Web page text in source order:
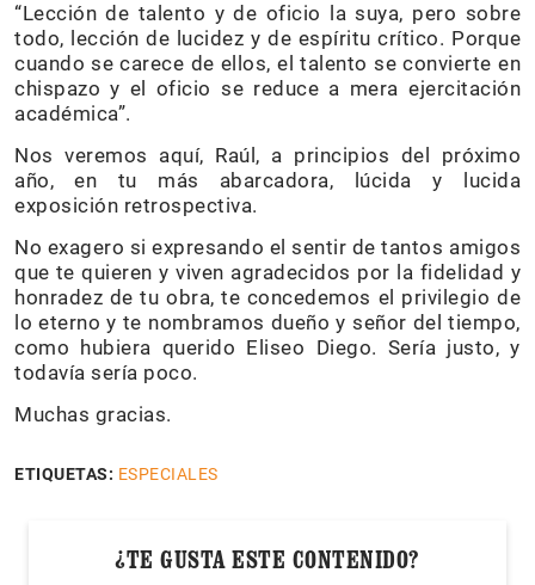
“Lección de talento y de oficio la suya, pero sobre
todo, lección de lucidez y de espíritu crítico. Porque
cuando se carece de ellos, el talento se convierte en
chispazo y el oficio se reduce a mera ejercitación
académica”.
Nos veremos aquí, Raúl, a principios del próximo
año, en tu más abarcadora, lúcida y lucida
exposición retrospectiva.
No exagero si expresando el sentir de tantos amigos
que te quieren y viven agradecidos por la fidelidad y
honradez de tu obra, te concedemos el privilegio de
lo eterno y te nombramos dueño y señor del tiempo,
como hubiera querido Eliseo Diego. Sería justo, y
todavía sería poco.
Muchas gracias.
ETIQUETAS: ESPECIALES
¿TE GUSTA ESTE CONTENIDO?